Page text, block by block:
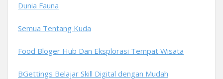
Dunia Fauna
Semua Tentang Kuda
Food Bloger Hub Dan Eksplorasi Tempat Wisata
BGettings Belajar Skill Digital dengan Mudah